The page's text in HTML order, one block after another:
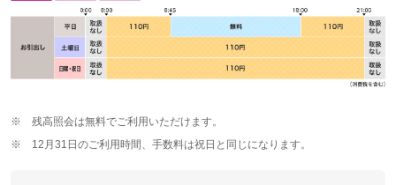
※
残高照会は無料でご利用いただけます。
※
12月31日のご利用時間、手数料は祝日と同じになります。